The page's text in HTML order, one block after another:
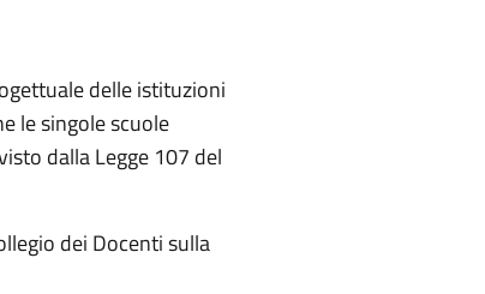
delle istituzioni
le singole scuole
dalla Legge 107 del
dei Docenti sulla